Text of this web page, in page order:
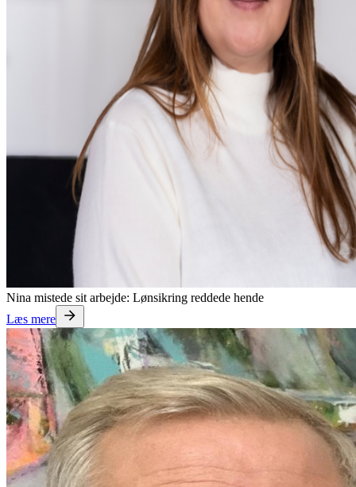
Nina mistede sit arbejde: Lønsikring reddede hende
Læs mere